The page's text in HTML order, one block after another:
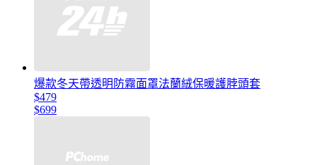
爆款冬天帶透明防霧面罩法蘭絨保暖護脖頭套
$479
$699